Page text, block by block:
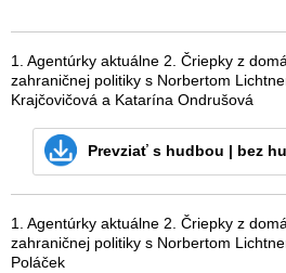
1. Agentúrky aktuálne 2. Čriepky z
zahraničnej politiky s Norbertom
Krajčovičová a Katarína Ondrušová
Prevziať s hudbou | bez
1. Agentúrky aktuálne 2. Čriepky z
zahraničnej politiky s Norbertom
Poláček